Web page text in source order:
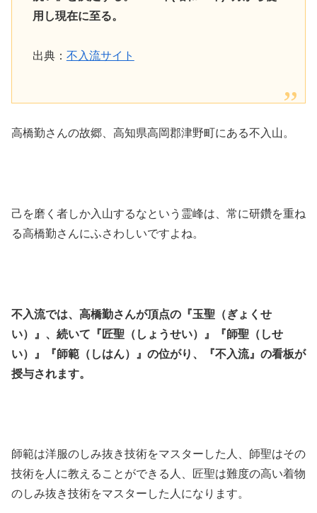
用し現在に至る。
出典： 不入流サイト
高橋勤さんの故郷、高知県高岡郡津野町にある不入山。
己を磨く者しか入山するなという霊峰は、常に研鑽を重ね
る高橋勤さんにふさわしいですよね。
不入流では、高橋勤さんが頂点の『玉聖（ぎょくせ
い）』、続いて『匠聖（しょうせい）』『師聖（しせ
い）』『師範（しはん）』の位がり、『不入流』の看板が
授与されます。
師範は洋服のしみ抜き技術をマスターした人、師聖はその
技術を人に教えることができる人、匠聖は難度の高い着物
のしみ抜き技術をマスターした人になります。